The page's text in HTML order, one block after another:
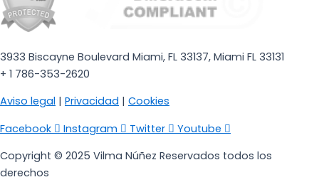
3933 Biscayne Boulevard Miami, FL 33137, Miami FL 33131
+ 1 786-353-2620
Aviso legal | Privacidad | Cookies
Facebook
Instagram Twitter
Youtube
Copyright © 2025 Vilma Núñez Reservados todos los
derechos